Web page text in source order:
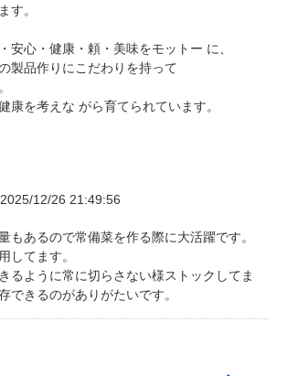
す。
安心・健康・頼・美味をモットー に、
製品作りにこだわりを持って
康を考えな がら育てられています。
2025/12/26 21:49:56
もあるので常備菜を作る際に大活躍です。
してます。
るように常に切らさない様ストックしてま
できるのがありがたいです。